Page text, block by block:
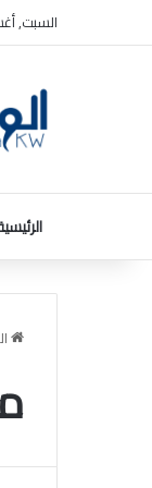
السبت,